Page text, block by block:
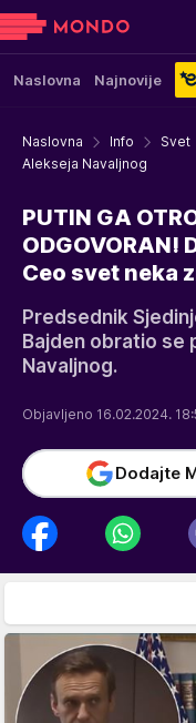
Naslovna Najnovije
Naslovna Info Svet
Alekseja Navaljnog
PUTIN GA
ODGOVORAN!
Ceo svet neka
Predsednik
Bajden obratio
Navaljnog.
Objavljeno 16.02.2024.
Dodajte